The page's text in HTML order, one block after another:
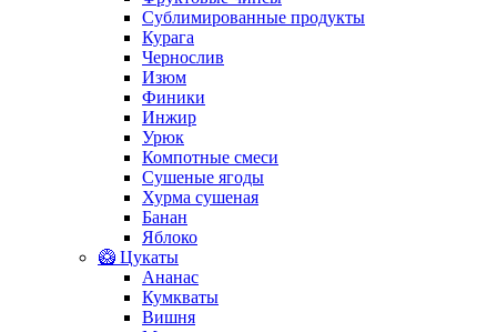
Сублимированные продукты
Курага
Чернослив
Изюм
Финики
Инжир
Урюк
Компотные смеси
Сушеные ягоды
Хурма сушеная
Банан
Яблоко
🥝 Цукаты
Ананас
Кумкваты
Вишня